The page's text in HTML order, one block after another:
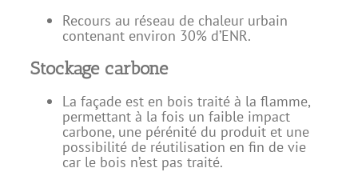
Recours au réseau de chaleur urbain
contenant environ 30% d’ENR.
Stockage carbone
La façade est en bois traité à la flamme,
permettant à la fois un faible impact
carbone, une pérénité du produit et une
possibilité de réutilisation en fin de vie
car le bois n’est pas traité.